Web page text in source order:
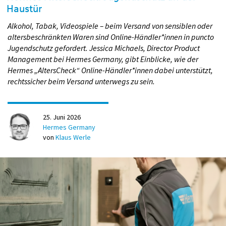
Jan Zimmermann, Senior Product Manager Digital (Foto: Hermes
Germany)
Dies reduziert Unsicherheit und Stress und erhöht die
Planbarkeit. Gleichzeitig sind das Bedürfnis nach
Selbstbestimmung und eine Anpassung der Zustellung an
Haustür
Alkohol, Tabak, Videospiele – beim Versand von sensiblen oder
altersbeschränkten Waren sind Online-Händler*innen in puncto
Jugendschutz gefordert. Jessica Michaels, Director Product
Management bei Hermes Germany, gibt Einblicke, wie der
Hermes „AltersCheck“ Online-Händler*innen dabei unterstützt,
rechtssicher beim Versand unterwegs zu sein.
25. Juni 2026
Hermes Germany
von Klaus Werle